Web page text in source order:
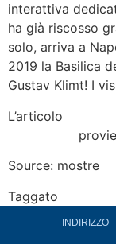
interattiva
ha già riscosso
solo, arriva a
2019 la Basilica
Gustav Klimt! I
L’articolo
Source: mostre
Taggato
INDIRIZZO